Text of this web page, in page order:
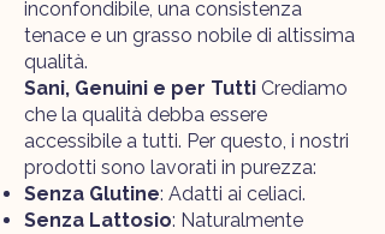
inconfondibile, una consistenza
tenace e un grasso nobile di altissima
qualità.
Sani, Genuini e per Tutti Crediamo
che la qualità debba essere
accessibile a tutti. Per questo, i nostri
prodotti sono lavorati in purezza:
Senza Glutine: Adatti ai celiaci.
Senza Lattosio: Naturalmente